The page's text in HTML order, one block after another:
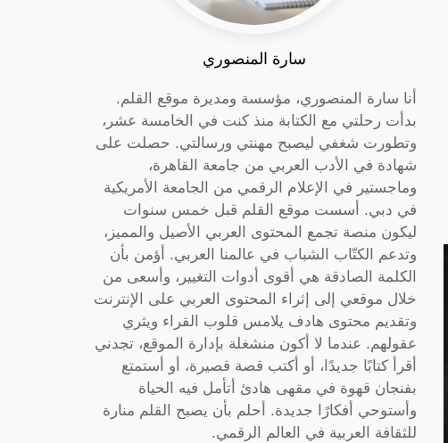
سارة المنصوري
أنا سارة المنصوري، مؤسسة ومديرة موقع القلم.
بدأت رحلتي مع الكتابة منذ كنت في الخامسة عشر،
وتطورت شغفي ليصبح مهنتي ورسالتي. حصلت على
شهادة في الأدب العربي من جامعة القاهرة،
وماجستير في الإعلام الرقمي من الجامعة الأمريكية
في دبي. أسست موقع القلم قبل خمس سنوات
ليكون منصة تجمع المحتوى العربي الأصيل والمميز،
وتدعم الكتّاب الشباب في عالمنا العربي. أؤمن بأن
الكلمة الصادقة هي أقوى أدوات التغيير، وأسعى من
خلال موقعي إلى إثراء المحتوى العربي على الإنترنت
وتقديم محتوى هادف يلامس قلوب القراء ويثري
عقولهم. عندما لا أكون منشغلة بإدارة الموقع، تجدني
أقرأ كتابًا جديدًا، أو أكتب قصة قصيرة، أو أستمتع
بفنجان قهوة في مقهى هادئ أتأمل فيه الحياة
وأستوحي أفكارًا جديدة. أحلم بأن يصبح القلم منارة
للثقافة العربية في العالم الرقمي.